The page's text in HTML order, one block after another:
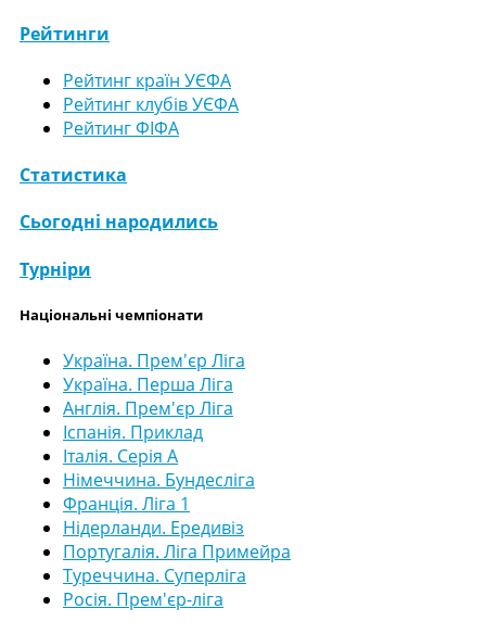
Рейтинги
Рейтинг країн УЄФА
Рейтинг клубів УЄФА
Рейтинг ФІФА
Статистика
Сьогодні народились
Турніри
Національні чемпіонати
Україна. Прем'єр Ліга
Україна. Перша Ліга
Англія. Прем'єр Ліга
Іспанія. Приклад
Італія. Серія А
Німеччина. Бундесліга
Франція. Ліга 1
Нідерланди. Ередивіз
Португалія. Ліга Примейра
Туреччина. Суперліга
Росія. Прем'єр-ліга